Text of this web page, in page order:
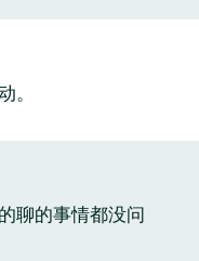
。
聊的事情都没问